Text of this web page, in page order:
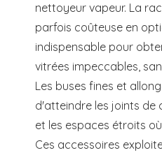
nettoyeur vapeur. La
parfois coûteuse en
indispensable pour
vitrées impeccables,
Les buses fines et
d'atteindre les joints de
et les espaces étroits
Ces accessoires